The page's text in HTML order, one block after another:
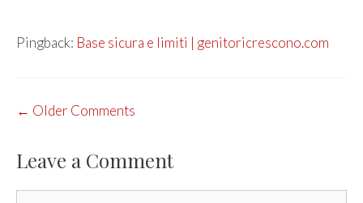
Pingback: Base sicura e limiti | genitoricrescono.com
COMMENT
← Older Comments
Leave a Comment